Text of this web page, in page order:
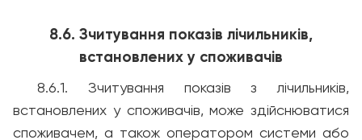
8.6. Зчитування показів лічильників,
встановлених у споживачів
8.6.1. Зчитування показів з лічильників,
встановлених у споживачів, може здійснюватися
споживачем, а також оператором системи або